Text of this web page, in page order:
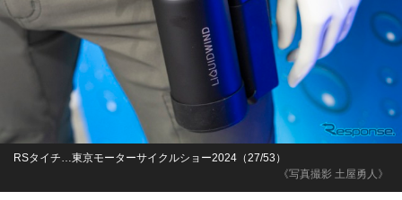
《写真撮影 土屋勇人》
RSタイチ…東京モーターサイクルショー2024（27/53）